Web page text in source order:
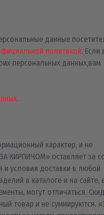
данные
политикой. Если
персональных данных,вам
характер, и не
КИРПИЧОМ» оставляет за
и условия доставки в любой
в каталоге и на сайте,
могут отличаться.
товар и не суммируются.